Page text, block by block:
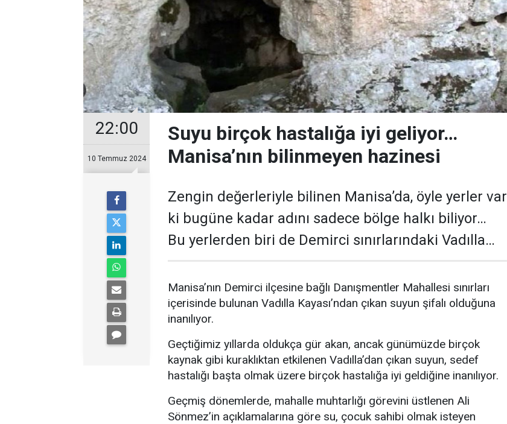
22:00
10 Temmuz 2024
Suyu birçok hastalığa iyi geliyor…
Manisa’nın bilinmeyen hazinesi
Zengin değerleriyle bilinen Manisa’da, öyle yerler var
ki bugüne kadar adını sadece bölge halkı biliyor…
Bu yerlerden biri de Demirci sınırlarındaki Vadılla…
Manisa’nın Demirci ilçesine bağlı Danışmentler Mahallesi sınırları
içerisinde bulunan Vadılla Kayası’ndan çıkan suyun şifalı olduğuna
inanılıyor.
Geçtiğimiz yıllarda oldukça gür akan, ancak günümüzde birçok
kaynak gibi kuraklıktan etkilenen Vadılla’dan çıkan suyun, sedef
hastalığı başta olmak üzere birçok hastalığa iyi geldiğine inanılıyor.
Geçmiş dönemlerde, mahalle muhtarlığı görevini üstlenen Ali
Sönmez’in açıklamalarına göre su, çocuk sahibi olmak isteyen